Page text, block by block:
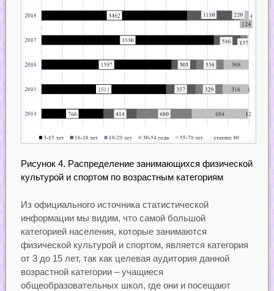
Рисунок 4. Распределение занимающихся физической
культурой и спортом по возрастным категориям
Из официального источника статистической
информации мы видим, что самой большой
категорией населения, которые занимаются
физической культурой и спортом, является категория
от 3 до 15 лет, так как целевая аудитория данной
возрастной категории – учащиеся
общеобразовательных школ, где они и посещают